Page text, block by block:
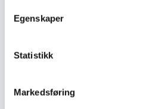
Egenskaper
Statistikk
Markedsføring
- Dybde ca. 11 cm